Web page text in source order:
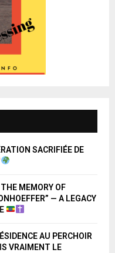
SACRIFIÉE DE
MEMORY OF
— A LEGACY
AU PERCHOIR
VRAIMENT LE